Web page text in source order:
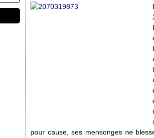
pour cause, ses mensonges ne